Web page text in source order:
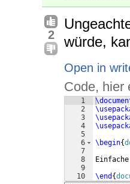
2
würde,
Open in
Code, hier
1
2
3
4
5
6
7
8
9
10
\begin{
\end {